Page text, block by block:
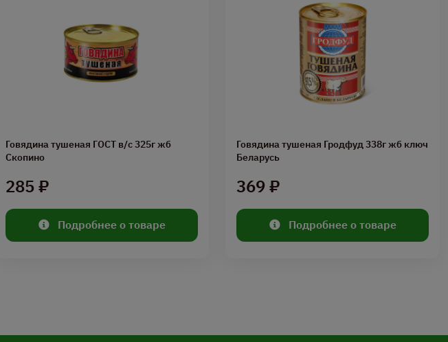
Говядина тушеная ГОСТ в/с 325г жб
Скопино
285 ₽
Подробнее о товаре
Говядина тушеная Гродфуд 338г жб ключ
Беларусь
369 ₽
Подробнее о товаре